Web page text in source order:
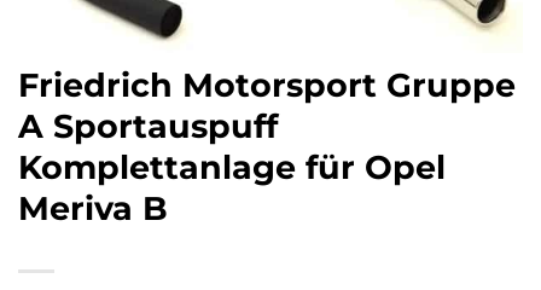
Friedrich Motorsport Gruppe
A Sportauspuff
Komplettanlage für Opel
Meriva B